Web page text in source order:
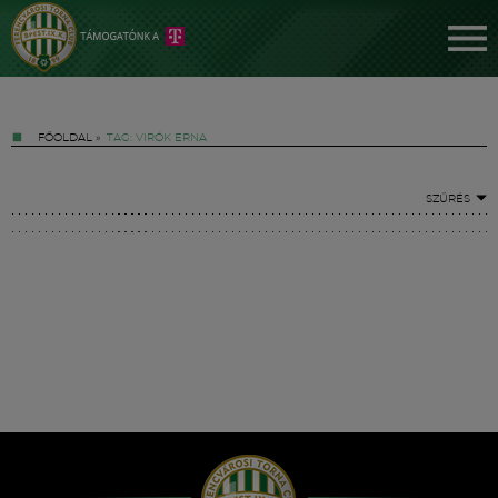
FŐOLDAL » TAG: VIRÓK ERNA
SZŰRÉS
Hírek